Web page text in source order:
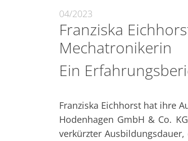
04/2023
Franziska
Mechatronikerin
Ein
Franziska Eichhorst hat ihre
Hodenhagen GmbH & Co.
verkürzter